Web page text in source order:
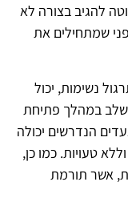
להגיב בצורה לא
שמתחילים את
נשימות, יכול
שלב במהלך פתיחת
הנדרשים יכולה
טעויות. כמו כן,
אשר תורמת